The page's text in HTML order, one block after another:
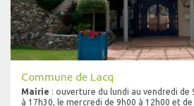
Commune de Lacq
Mairie : ouverture du lundi au vendredi de
à 17h30, le mercredi de 9h00 à 12h00 et